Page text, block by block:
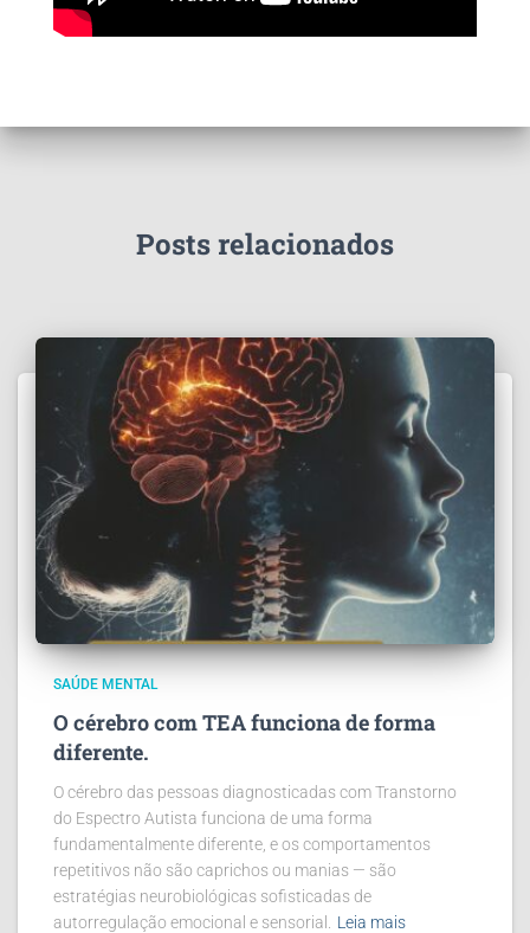
Posts relacionados
SAÚDE MENTAL
O cérebro com TEA funciona de forma
diferente.
O cérebro das pessoas diagnosticadas com Transtorno
do Espectro Autista funciona de uma forma
fundamentalmente diferente, e os comportamentos
repetitivos não são caprichos ou manias — são
estratégias neurobiológicas sofisticadas de
autorregulação emocional e sensorial.
Leia mais